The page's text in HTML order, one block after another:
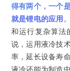
得有两个，一个
就是锂电的应用
和运行复杂算法
说，运用液冷技
率，延长设备寿
液冷还能为制造